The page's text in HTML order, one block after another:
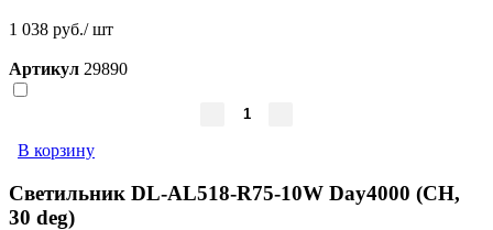
1 038 руб./ шт
Артикул 29890
В корзину
Светильник DL-AL518-R75-10W Day4000 (CH,
30 deg)